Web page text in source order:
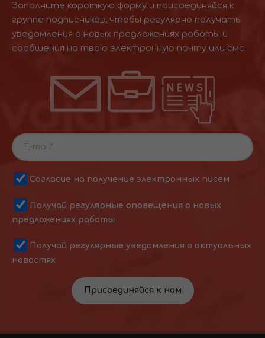
Заполните короткую форму и присоединяйся к
группе подписчиков, чтобы регулярно получать
уведомления о новых предложениях работы и
сообщения на твою электронную почту или смс.
Согласие на получение электронных писем
Получай регулярные оповещения о новых
предложениях работы
Получай регулярные уведомления о актуальных
новостях
Присоединяйся к нам